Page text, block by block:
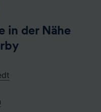
in der Nähe